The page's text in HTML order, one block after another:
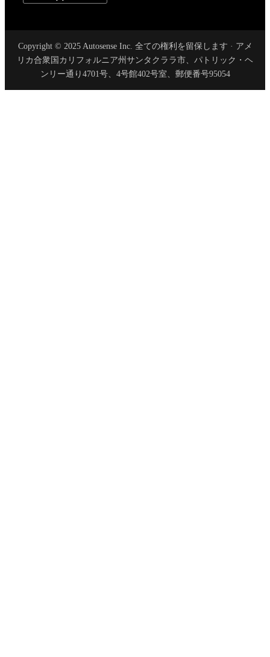
Copyright © 2025 Autosense Inc. 全ての権利を留保します · アメ
リカ合衆国カリフォルニア州サンタクララ市、パトリック・ヘ
ンリー通り4701号、4号館402号室、郵便番号95054